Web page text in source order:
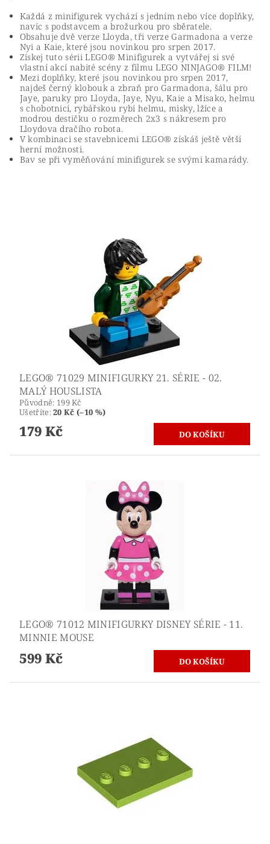
Každá z minifigurek vychází s jedním nebo více doplňky,
navíc s podstavcem a brožurkou pro sběratele.
Obsahuje dvě verze Lloyda, tři verze Garmadona a verze
Nyi a Kaie, které jsou novinkou pro srpen 2017.
Získej tuto sérii LEGO® Minifigurek a vytvářej si své
vlastní akcí nabité scény z filmu LEGO NINJAGO® FILM!
Mezi doplňky, které jsou novinkou pro srpen 2017,
najdeš černý klobouk a zbraň pro Garmadona, šálu pro
Jaye, paruky pro Lloyda, Jaye, Nyu, Kaie a Misako, helmu
s chobotnicí, rybářskou rybí helmu, misky, lžíce a
modrou destičku o rozměrech 2x3 s nákresem pro
Lloydova dračího robota.
V kombinaci se stavebnicemi LEGO® získáš ještě větší
herní možnosti.
Bav se při vyměňování minifigurek se svými kamarády.
LEGO® 71029 MINIFIGURKY 21. SÉRIE - 02.
MALÝ HOUSLISTA
Původně: 199 Kč
Ušetříte:20 Kč (–10 %)
179 Kč
LEGO® 71012 MINIFIGURKY DISNEY SÉRIE - 11.
MINNIE MOUSE
599 Kč